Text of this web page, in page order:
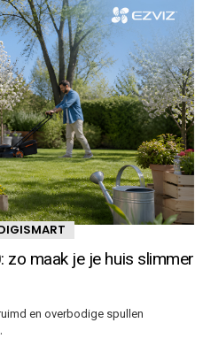
maak je je huis slimmer
en overbodige spullen